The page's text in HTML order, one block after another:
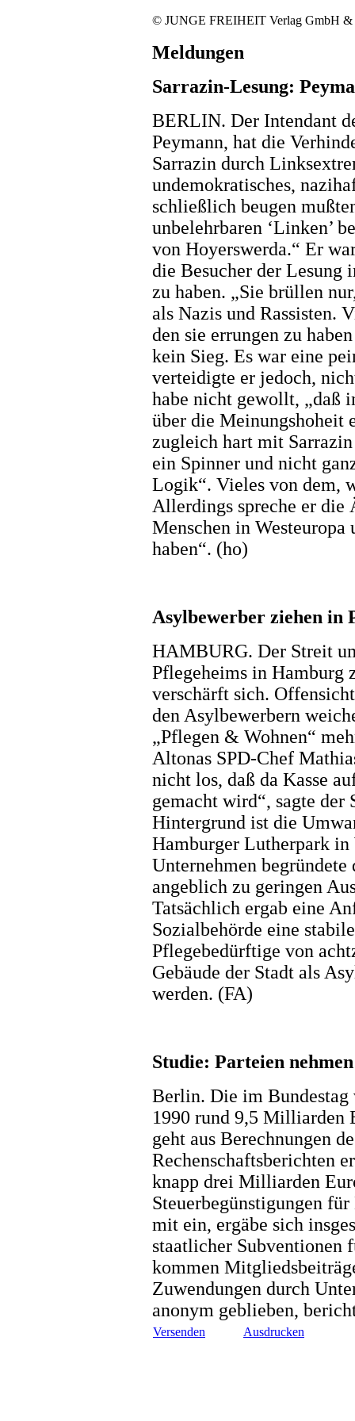
© JUNGE FREIHEIT Verlag GmbH
Meldungen
Sarrazin-Lesung:
BERLIN. Der Intendant
Peymann, hat die
Sarrazin durch
undemokratisches,
schließlich beugen
unbelehrbaren ‘Linken’
von Hoyerswerda.“ Er
die Besucher der Lesung
zu haben. „Sie brüllen
als Nazis und Rassisten.
den sie errungen zu
kein Sieg. Es war eine
verteidigte er jedoch,
habe nicht gewollt, „daß
über die Meinungshoheit
zugleich hart mit
ein Spinner und nicht
Logik“. Vieles von dem,
Allerdings spreche er die
Menschen in
haben“. (ho)
Asylbewerber ziehen in
HAMBURG. Der Streit
Pflegeheims in Hamburg
verschärft sich.
den Asylbewerbern
„Pflegen & Wohnen“
Altonas SPD-Chef
nicht los, daß da Kasse
gemacht wird“, sagte
Hintergrund ist die
Hamburger Lutherpark
Unternehmen
angeblich zu geringen
Tatsächlich ergab eine
Sozialbehörde eine
Pflegebedürftige von
Gebäude der Stadt als
werden. (FA)
Studie: Parteien
Berlin. Die im Bundestag
1990 rund 9,5 Milliarden
geht aus Berechnungen
Rechenschaftsberichten
knapp drei Milliarden
Steuerbegünstigungen
mit ein, ergäbe sich
staatlicher Subventionen
kommen
Zuwendungen durch
anonym geblieben,
Versenden Ausdrucken